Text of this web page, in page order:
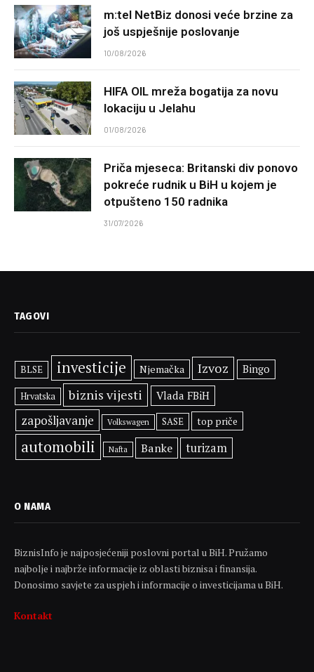
m:tel NetBiz donosi veće brzine za
još uspješnije poslovanje
10/08/2026
HIFA OIL mreža bogatija za novu
lokaciju u Jelahu
01/08/2026
Priča mjeseca: Britanski div ponovo
pokreće rudnik u BiH u kojem je
otpušteno 150 radnika
31/07/2026
TAGOVI
BLSE investicije Njemačka Izvoz Bingo
Hrvatska biznis vijesti Vlada FBiH
zapošljavanje Volkswagen SASE top priče
automobili Nafta Banke turizam
O NAMA
BiznisInfo je najposjećeniji poslovni portal u BiH. Pružamo
najbolje i najbrže informacije iz oblasti biznisa i finansija.
Donosimo savjete za uspjeh i informacije o investicijama u BiH.
Kontakt